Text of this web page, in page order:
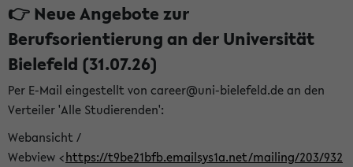
👉 Neue Angebote zur
Berufsorientierung an der Universität
Bielefeld (31.07.26)
Per E-Mail eingestellt von career@uni-bielefeld.de an den
Verteiler 'Alle Studierenden':
Webansicht /
Webview <https://t9be21bfb.emailsys1a.net/mailing/203/932